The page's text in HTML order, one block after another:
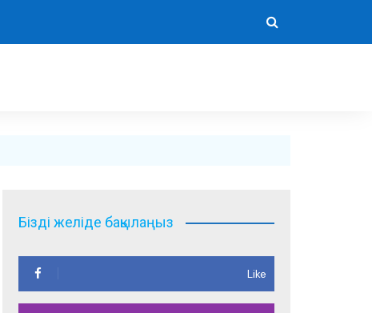
Бізді желіде бақылаңыз
Like